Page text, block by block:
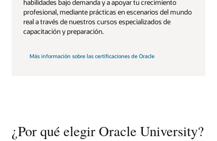
habilidades bajo demanda y a apoyar tu crecimiento
profesional, mediante prácticas en escenarios del mundo
real a través de nuestros cursos especializados de
capacitación y preparación.
Más información sobre las certificaciones de Oracle
¿Por qué elegir Oracle University?